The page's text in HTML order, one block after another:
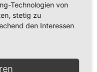
Technologien von
stetig zu
den Interessen